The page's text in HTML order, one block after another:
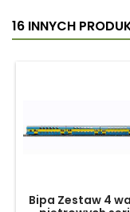
16 INNYCH
Bipa Zestaw 4